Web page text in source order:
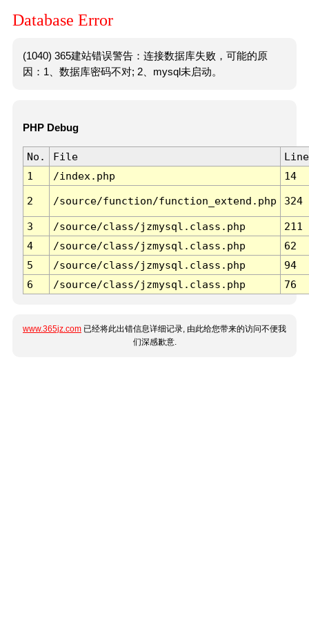
Database Error
(1040) 365建站错误警告：连接数据库失败，可能的原
因：1、数据库密码不对; 2、mysql未启动。
PHP Debug
No. File
Line
1
/index.php 14
2 /source/function/function_extend.php 324
3 /source/class/jzmysql.class.php
211
4
/source/class/jzmysql.class.php
62
5
/source/class/jzmysql.class.php
94
6
/source/class/jzmysql.class.php 76
www.365jz.com 已经将此出错信息详细记录, 由此给您带来的访问不便我
们深感歉意.